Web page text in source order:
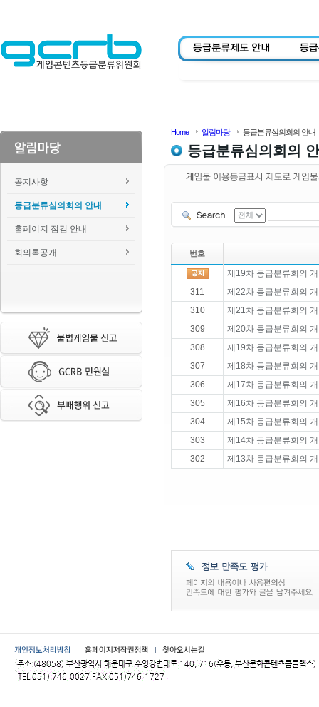
공지사항
등급분류심의회의 안내
홈페이지 점검 안내
회의록공개
Home 알림마당 등급분류심의회의 안내
등급분류심의회의
번호
제19차 등급분류회의
311
제22차 등급분류회의
310
제21차 등급분류회의
309
제20차 등급분류회의
308
제19차 등급분류회의
307
제18차 등급분류회의
306
제17차 등급분류회의
305
제16차 등급분류회의
304
제15차 등급분류회의
303
제14차 등급분류회의
302
제13차 등급분류회의